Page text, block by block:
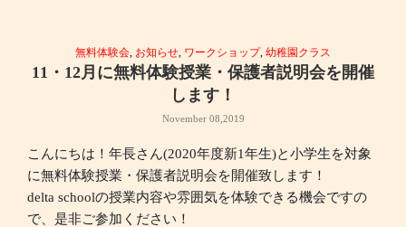
無料体験会 お知らせ ワークショップ, 幼稚園クラス
11・12月に無料体験授業・保護者説明会を開催
します！
November 08,2019
こんにちは！年長さん(2020年度新1年生)と小学生を対象
に無料体験授業・保護者説明会を開催致します！
delta schoolの授業内容や雰囲気を体験できる機会ですの
で、是非ご参加ください！